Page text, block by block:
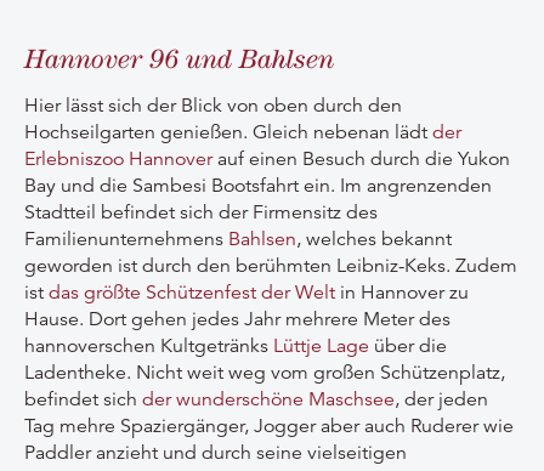
Hannover 96 und Bahlsen
Hier lässt sich der Blick von oben durch den
Hochseilgarten genießen. Gleich nebenan lädt der
Erlebniszoo Hannoverauf einen Besuch durch die Yukon
Bay und die Sambesi Bootsfahrt ein. Im angrenzenden
Stadtteil befindet sich der Firmensitz des
Familienunternehmens Bahlsen, welches bekannt
geworden ist durch den berühmten Leibniz-Keks. Zudem
ist das größte Schützenfest der Welt in Hannover zu
Hause. Dort gehen jedes Jahr mehrere Meter des
hannoverschen Kultgetränks Lüttje Lage über die
Ladentheke. Nicht weit weg vom großen Schützenplatz,
befindet sich der wunderschöne Maschsee, der jeden
Tag mehre Spaziergänger, Jogger aber auch Ruderer wie
Paddler anzieht und durch seine vielseitigen